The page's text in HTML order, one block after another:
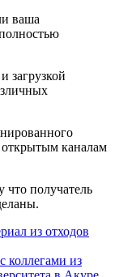
ваша
загрузкой
каналам
что получатель
из отходов
из